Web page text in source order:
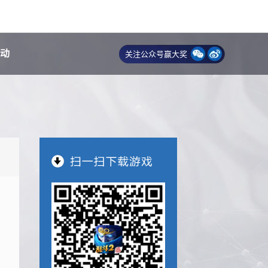
关注公众号赢大奖